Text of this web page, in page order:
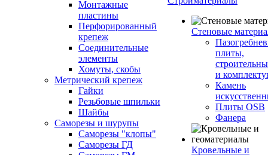
Монтажные
пластины
Перфорированный
крепеж
Соединительные
элементы
Хомуты, скобы
Метрический крепеж
Гайки
Резьбовые шпильки
Шайбы
Саморезы и шурупы
Саморезы "клопы"
Саморезы ГД
Стеновые
плиты,
и
Камень
Плиты OSB
Фанера
Кровельные и